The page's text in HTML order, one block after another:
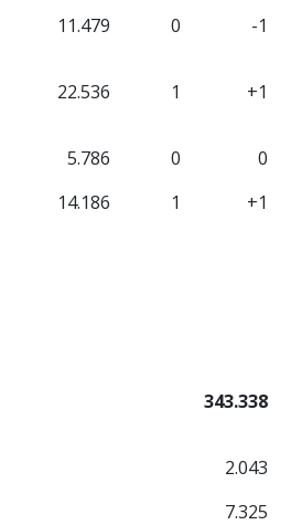
11.479 0 -1
22.536 1 +1
5.786 0
0
14.186 1
+1
343.338
2.043
7.325